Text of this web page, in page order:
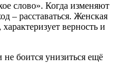
слово». Когда изменяют
– расставаться. Женская
верность и
не боится унизиться ещё